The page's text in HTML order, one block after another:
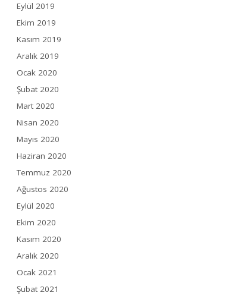
Eylül 2019
Ekim 2019
Kasım 2019
Aralık 2019
Ocak 2020
Şubat 2020
Mart 2020
Nisan 2020
Mayıs 2020
Haziran 2020
Temmuz 2020
Ağustos 2020
Eylül 2020
Ekim 2020
Kasım 2020
Aralık 2020
Ocak 2021
Şubat 2021